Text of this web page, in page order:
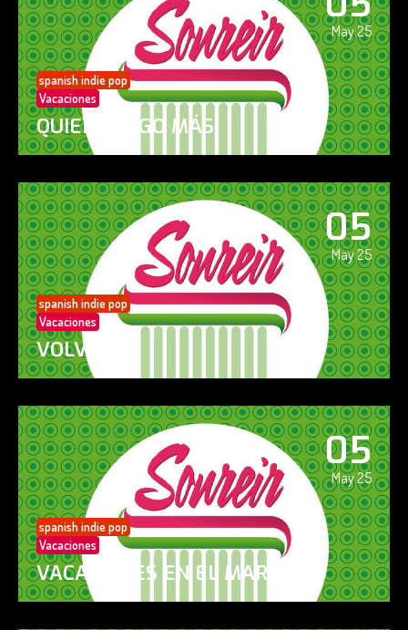
May 25
spanish indie pop
Vacaciones
QUIERO ALGO MÁS
05
May 25
spanish indie pop
Vacaciones
VOLVERÁS
05
May 25
spanish indie pop
Vacaciones
VACACIONES EN EL MAR